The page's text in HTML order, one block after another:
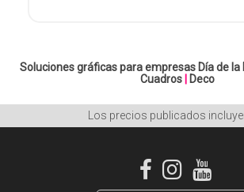
Soluciones gráficas para empresas Día de
Cuadros
Deco
Los precios publicados